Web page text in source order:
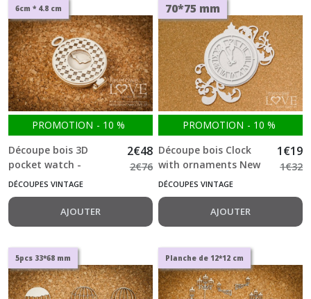
6cm * 4.8 cm
PROMOTION - 10 %
Découpe bois 3D
pocket watch -
Vintage Gentelman
2€48
2€76
DÉCOUPES VINTAGE
AJOUTER
70*75 mm
PROMOTION - 10 %
Découpe bois Clock
with ornaments New
Year's Eve -813-
1€19
1€32
DÉCOUPES VINTAGE
AJOUTER
5pcs 33*68 mm Planche de 12*12 cm